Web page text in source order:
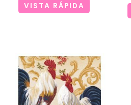
VISTA RÁPIDA